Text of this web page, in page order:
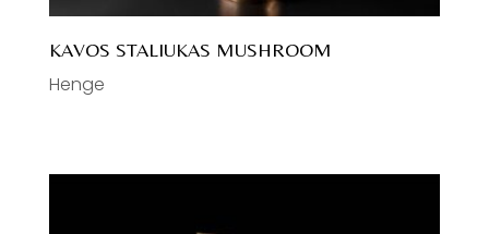
KAVOS STALIUKAS MUSHROOM
Henge